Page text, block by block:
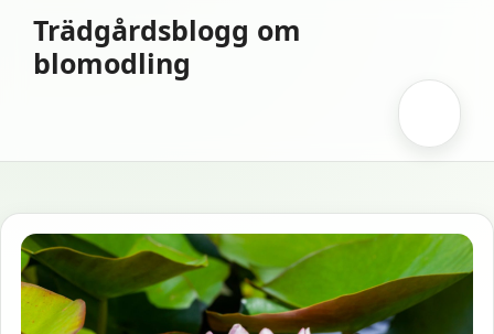
innehåll
Trädgårdsblogg om
blomodling